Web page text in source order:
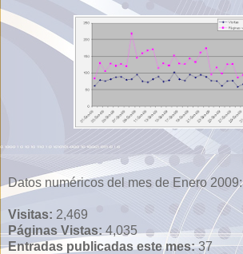
Datos numéricos del mes de Enero 2009:
Visitas: 2,469
Páginas Vistas:4,035
Entradas publicadas este mes:37